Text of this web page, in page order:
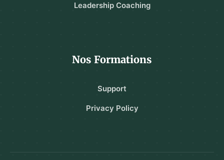
Leadership Coaching
Nos Formations
Support
Privacy Policy